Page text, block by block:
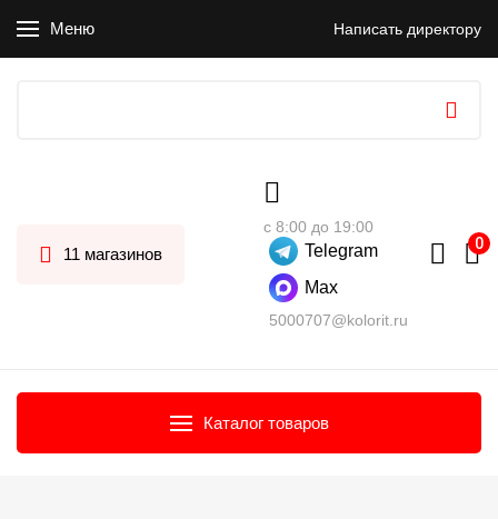
Меню Написать директору
11 магазинов
с 8:00 до 19:00
Telegram
Max
5000707@kolorit.ru
Каталог товаров